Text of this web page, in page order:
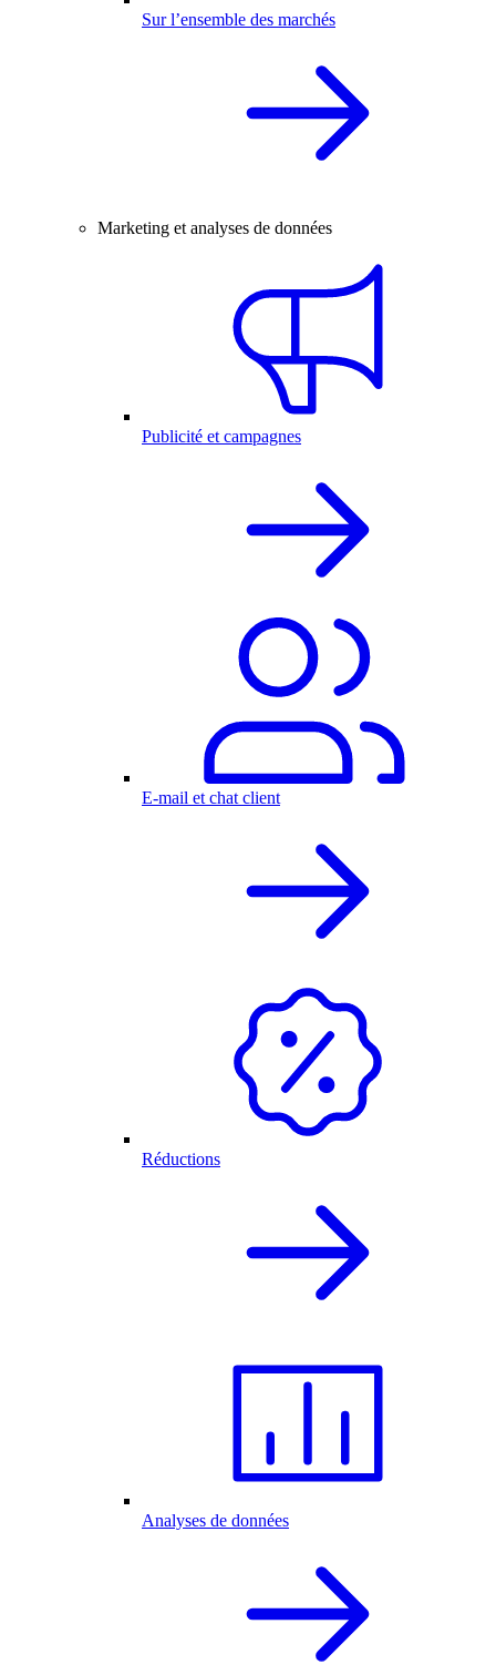
Sur l’ensemble des marchés
Marketing et analyses de données
Publicité et campagnes
E-mail et chat client
Réductions
Analyses de données